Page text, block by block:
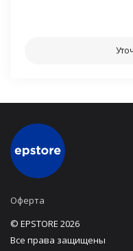
Оферта
© EPSTORE 2026
Все права защищены